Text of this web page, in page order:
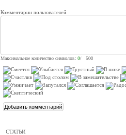
Комментарии пользователей
Максимальное количество символов: 0/ 500
СТАТЬИ